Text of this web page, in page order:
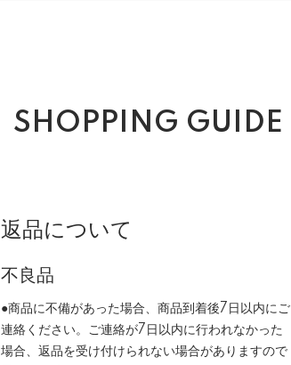
SHOPPING GUIDE
返品について
不良品
●商品に不備があった場合、商品到着後7日以内にご
連絡ください。ご連絡が7日以内に行われなかった
場合、返品を受け付けられない場合がありますので